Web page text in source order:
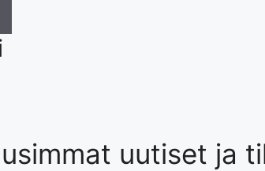
uutiset ja